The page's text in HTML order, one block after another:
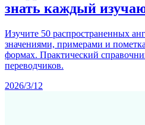
знать каждый
Изучите 50 распространенных
значениями, примерами и
формах. Практический
переводчиков.
2026/3/12